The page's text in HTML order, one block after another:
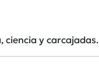
ciencia y carcajadas.